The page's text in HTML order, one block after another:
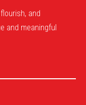
and
and meaningful